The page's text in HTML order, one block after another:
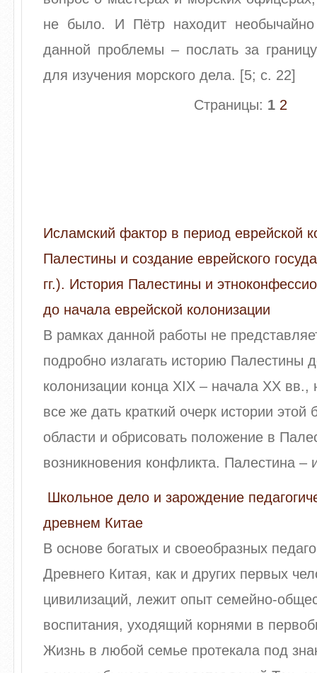
не было. И Пётр находит
данной проблемы – послать за
для изучения морского дела. [5; с. 22]
Страницы: 1 2
Исламский фактор в период еврейской
Палестины и создание еврейского
гг.). История Палестины и
до начала еврейской колонизации
В рамках данной работы не
подробно излагать историю Палестины
колонизации конца XIX – начала XX вв.,
все же дать краткий очерк истории этой
области и обрисовать положение в
возникновения конфликта. Палестина –
Школьное дело и зарождение
древнем Китае
В основе богатых и своеобразных
Древнего Китая, как и других первых
цивилизаций, лежит опыт семейно-
воспитания, уходящий корнями в
Жизнь в любой семье протекала под